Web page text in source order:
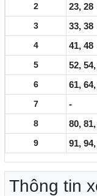
2 23, 28
3 33, 38
4 41, 48
5 52,
6 61,
7 -
8 80,
9 91,
Thông tin